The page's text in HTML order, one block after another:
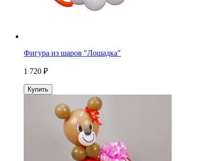
Фигура из шаров "Лошадка"
1 720 ₽
Купить